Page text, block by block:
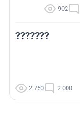
902
???????
2 750 2 000